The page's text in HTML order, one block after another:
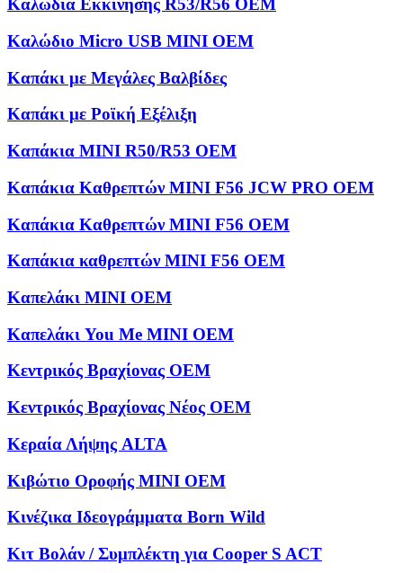
Καλώδια Εκκίνησης R53/R56 OEM
Καλώδιο Micro USB MINI OEM
Καπάκι με Μεγάλες Βαλβίδες
Καπάκι με Ροϊκή Εξέλιξη
Καπάκια MINI R50/R53 OEM
Καπάκια Καθρεπτών MINI F56 JCW PRO OEM
Καπάκια Καθρεπτών MINI F56 OEM
Καπάκια καθρεπτών MINI F56 OEM
Καπελάκι MINI OEM
Καπελάκι You Me MINI OEM
Κεντρικός Βραχίονας OEM
Κεντρικός Βραχίονας Νέος OEM
Κεραία Λήψης ALTA
Κιβώτιο Οροφής MINI OEM
Κινέζικα Ιδεογράμματα Born Wild
Κιτ Βολάν / Συμπλέκτη για Cooper S ACT